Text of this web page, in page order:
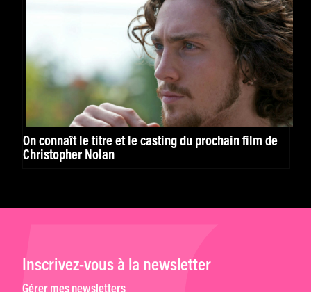
On connaît le titre et le casting du prochain film de
Christopher Nolan
Inscrivez-vous à la newsletter